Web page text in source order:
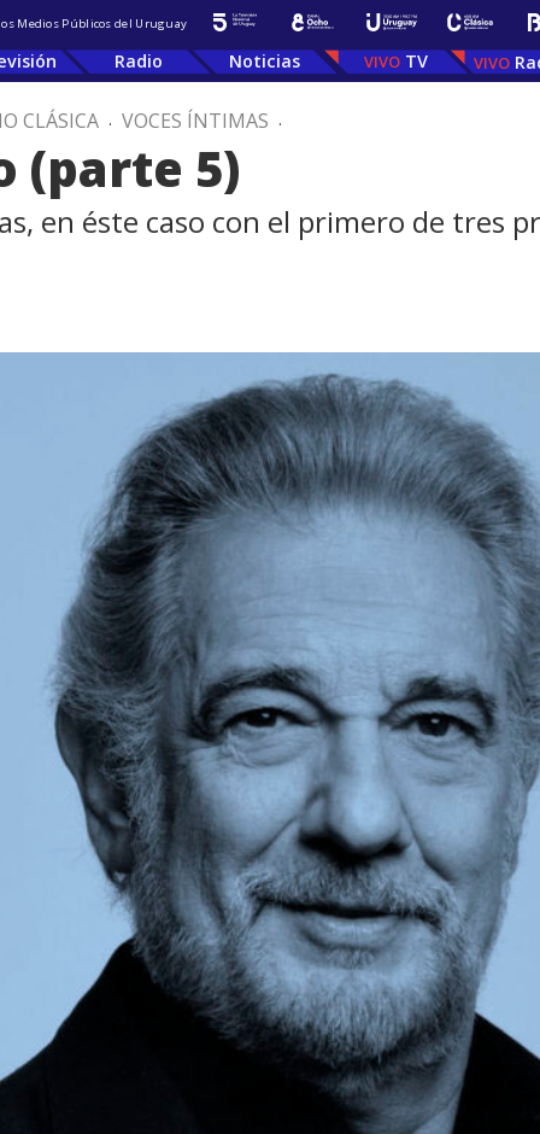
Medios Públicos del Uruguay
Radio Noticias TV
CLÁSICA . VOCES ÍNTIMAS .
(parte 5)
en éste caso con el primero de tres